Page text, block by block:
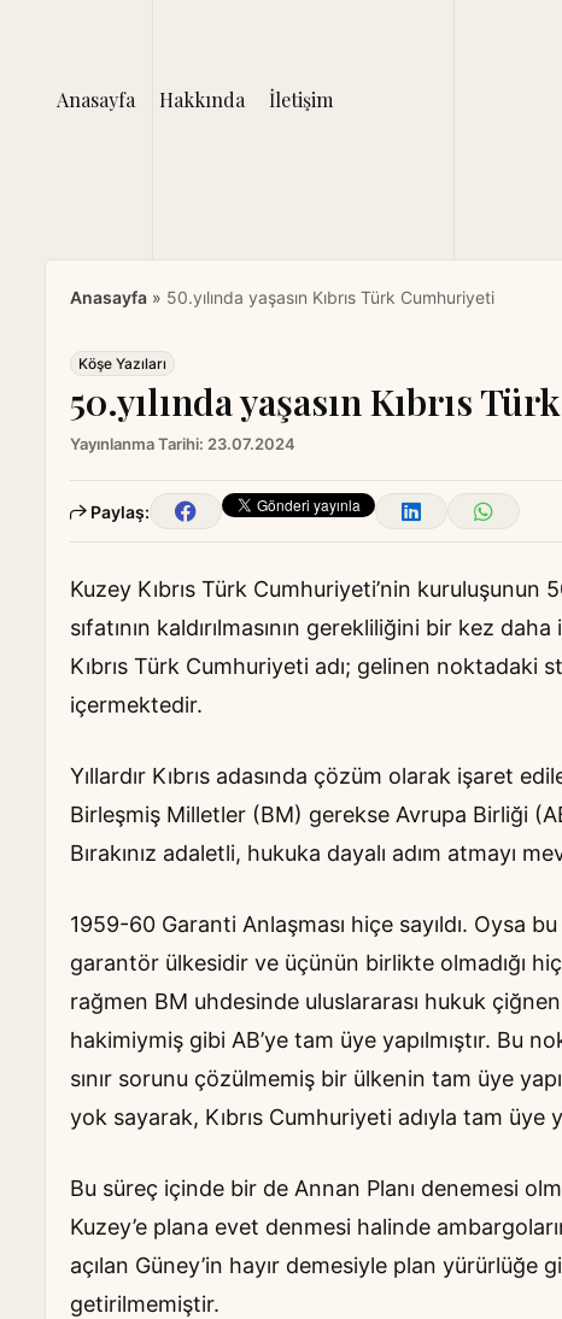
Anasayfa Hakkında İletişim
Anasayfa » 50.yılında yaşasın Kıbrıs Türk Cumhuriyeti
Köşe Yazıları
50.yılında yaşasın Kıbrıs
Yayınlanma Tarihi: 23.07.2024
Paylaş:
Kuzey Kıbrıs Türk Cumhuriyeti’nin kuruluşunun
sıfatının kaldırılmasının gerekliliğini bir kez
Kıbrıs Türk Cumhuriyeti adı; gelinen
içermektedir.
Yıllardır Kıbrıs adasında çözüm olarak işaret
Birleşmiş Milletler (BM) gerekse Avrupa Birliği
Bırakınız adaletli, hukuka dayalı adım atmayı
1959-60 Garanti Anlaşması hiçe sayıldı. Oysa
garantör ülkesidir ve üçünün birlikte olmadığı
rağmen BM uhdesinde uluslararası hukuk
hakimiymiş gibi AB’ye tam üye yapılmıştır. Bu
sınır sorunu çözülmemiş bir ülkenin tam üye
yok sayarak, Kıbrıs Cumhuriyeti adıyla tam üye
Bu süreç içinde bir de Annan Planı denemesi
Kuzey’e plana evet denmesi halinde
açılan Güney’in hayır demesiyle plan yürürlüğe
getirilmemiştir.